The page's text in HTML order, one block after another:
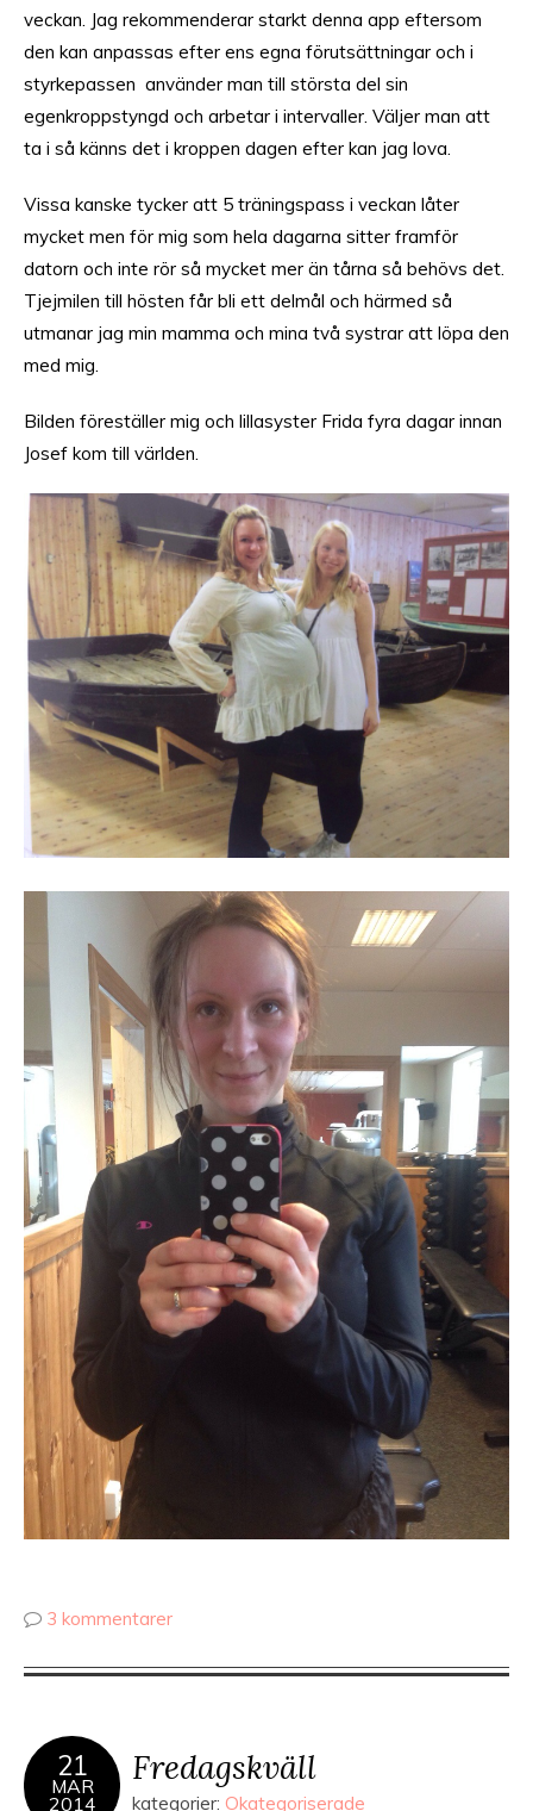
veckan. Jag rekommenderar starkt denna app eftersom
den kan anpassas efter ens egna förutsättningar och i
styrkepassen använder man till största del sin
egenkroppstyngd och arbetar i intervaller. Väljer man att
ta i så känns det i kroppen dagen efter kan jag lova.
Vissa kanske tycker att 5 träningspass i veckan låter
mycket men för mig som hela dagarna sitter framför
datorn och inte rör så mycket mer än tårna så behövs det.
Tjejmilen till hösten får bli ett delmål och härmed så
utmanar jag min mamma och mina två systrar att löpa den
med mig.
Bilden föreställer mig och lillasyster Frida fyra dagar innan
Josef kom till världen.
3 kommentarer
21
MAR
2014
Fredagskväll
kategorier: Okategoriserade